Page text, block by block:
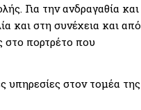
Για την ανδραγαθία και
και στη συνέχεια και από
στο πορτρέτο που
στον τομέα της